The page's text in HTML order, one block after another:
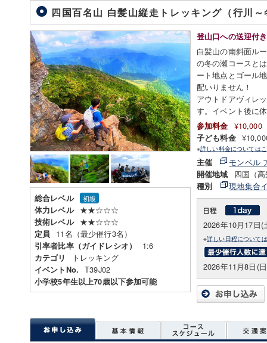
四国百名山 白髪山縦走トレッキング（行川
総合レベル 初級
体力レベル ★★☆☆☆
技術レベル ★★☆☆☆
定員 11名（最少催行3名）
引率者比率（ガイドレシオ） 1:6
カテゴリ トレッキング
イベントNo. T39J02
小学校5年生以上70歳以下参加可能
登山口への送迎付
白髪山の南斜面ル
の冬の瀬コースと
ート地点とゴール
配いりません！
アウトドアヴィレ
す。イベント後に
参加料金 ¥10,000
子ども料金
※詳しい料金については
主催 モンベル
開催地域 四国（
種別 現地集合
2026年10月17日(
※詳しい日程について
2026年11月8日(